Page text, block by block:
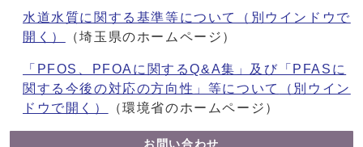
水道水質に関する基準等について
（別ウインドウで
開く）
（埼玉県のホームページ）
「PFOS、PFOAに関するQ&A集」及び「PFASに
関する今後の対応の方向性」等について
（別ウイン
ドウで開く）
（環境省のホームページ）
お問い合わせ